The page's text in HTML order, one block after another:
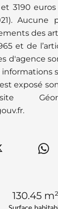
130.45 m²
3190
Aucune
des
et de
d'agence
informations
exposé